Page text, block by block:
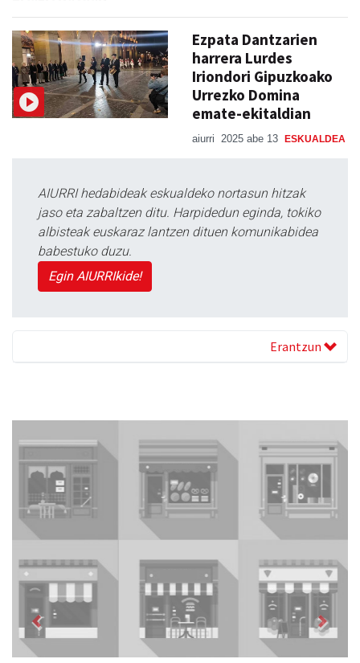
Ezpata Dantzarien
harrera Lurdes
Iriondori Gipuzkoako
Urrezko Domina
emate-ekitaldian
aiurri 2025 abe 13 ESKUALDEA
AIURRI hedabideak eskualdeko nortasun hitzak
jaso eta zabaltzen ditu. Harpidedun eginda, tokiko
albisteak euskaraz lantzen dituen komunikabidea
babestuko duzu.
Egin AIURRIkide!
Erantzun
La Salle Berrozpe Ikastetxea
Andoain - Hezkuntza
Previous Next